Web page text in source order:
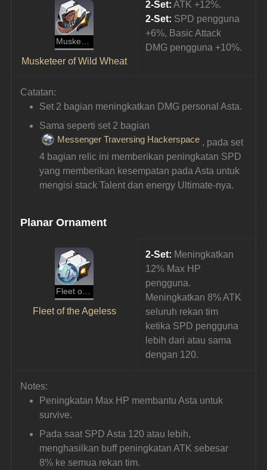
Musketeer of Wild Wheat
Musketeer of Wild Wheat
2-Set: ATK +12%.
2-Set: SPD pengguna
+6%, Basic Attack
DMG pengguna +10%.
Catatan:
Set 2 bagian meningkatkan DMG personal Asta.
Sama seperti set 2 bagian
Messenger Traversing Hackerspace , pada set
4 bagian relic ini memberikan peningkatan SPD
yang memberikan kesempatan pada Asta untuk
mengisi stack Talent dan energy Ultimate-nya.
Planar Ornament
Fleet of the Ageless
Fleet of the Ageless
2-Set: Meningkatkan
12% Max HP
pengguna.
Meningkatkan 8% ATK
seluruh rekan tim
ketika SPD pengguna
lebih dari atau sama
dengan 120.
Notes:
Peningkatan Max HP membantu Asta untuk
survive.
Pada saat SPD Asta 120 atau lebih,
menghasilkan buff peningkatan ATK sebesar
8% ke semua rekan tim.